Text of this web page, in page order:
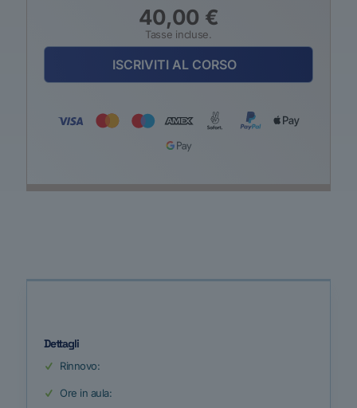
40,00 €
Tasse incluse.
ISCRIVITI AL CORSO
Dettagli
Rinnovo:
Ore in aula: